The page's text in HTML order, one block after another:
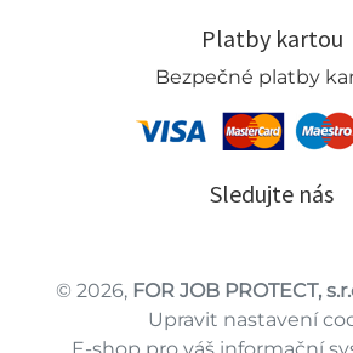
Platby kartou
Bezpečné platby
Sledujte nás
© 2026, FOR JOB PROTECT,
Upravit nastavení
E-shop pro váš informační